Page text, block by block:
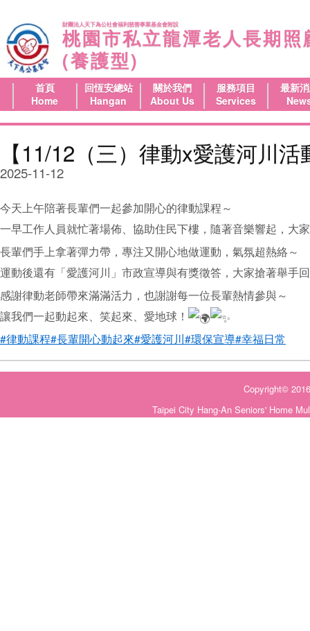
財團法人天下為公社會福利慈善事業基金會附設
桃園市私立龍潭老人長期照
(養護型)
首頁
Home
回恆安總站
Hangan
關於我們
About Us
服務項目
Services
最新
【11/12（三）律動x愛護河川活
2025-11-12
今天上午陪著長輩們一起參加開心的律動課程～
一早工作人員就忙著場佈、協助住民下樓，隨著音樂響起，大
長輩們手上拿著彈力帶，專注又開心地做運動，氣氛超熱絡～
運動後還有「愛護河川」市政宣導與有獎徵答，大家搶著舉手
感謝律動老師帶來滿滿活力，也謝謝每一位長輩熱情參與～
讓我們一起動起來、笑起來、愛地球！
#律動課程#長輩開心動起來#愛護河川#環保宣導#幸福日常
Copyright©
Taipei City Hang-An Seniors' Home